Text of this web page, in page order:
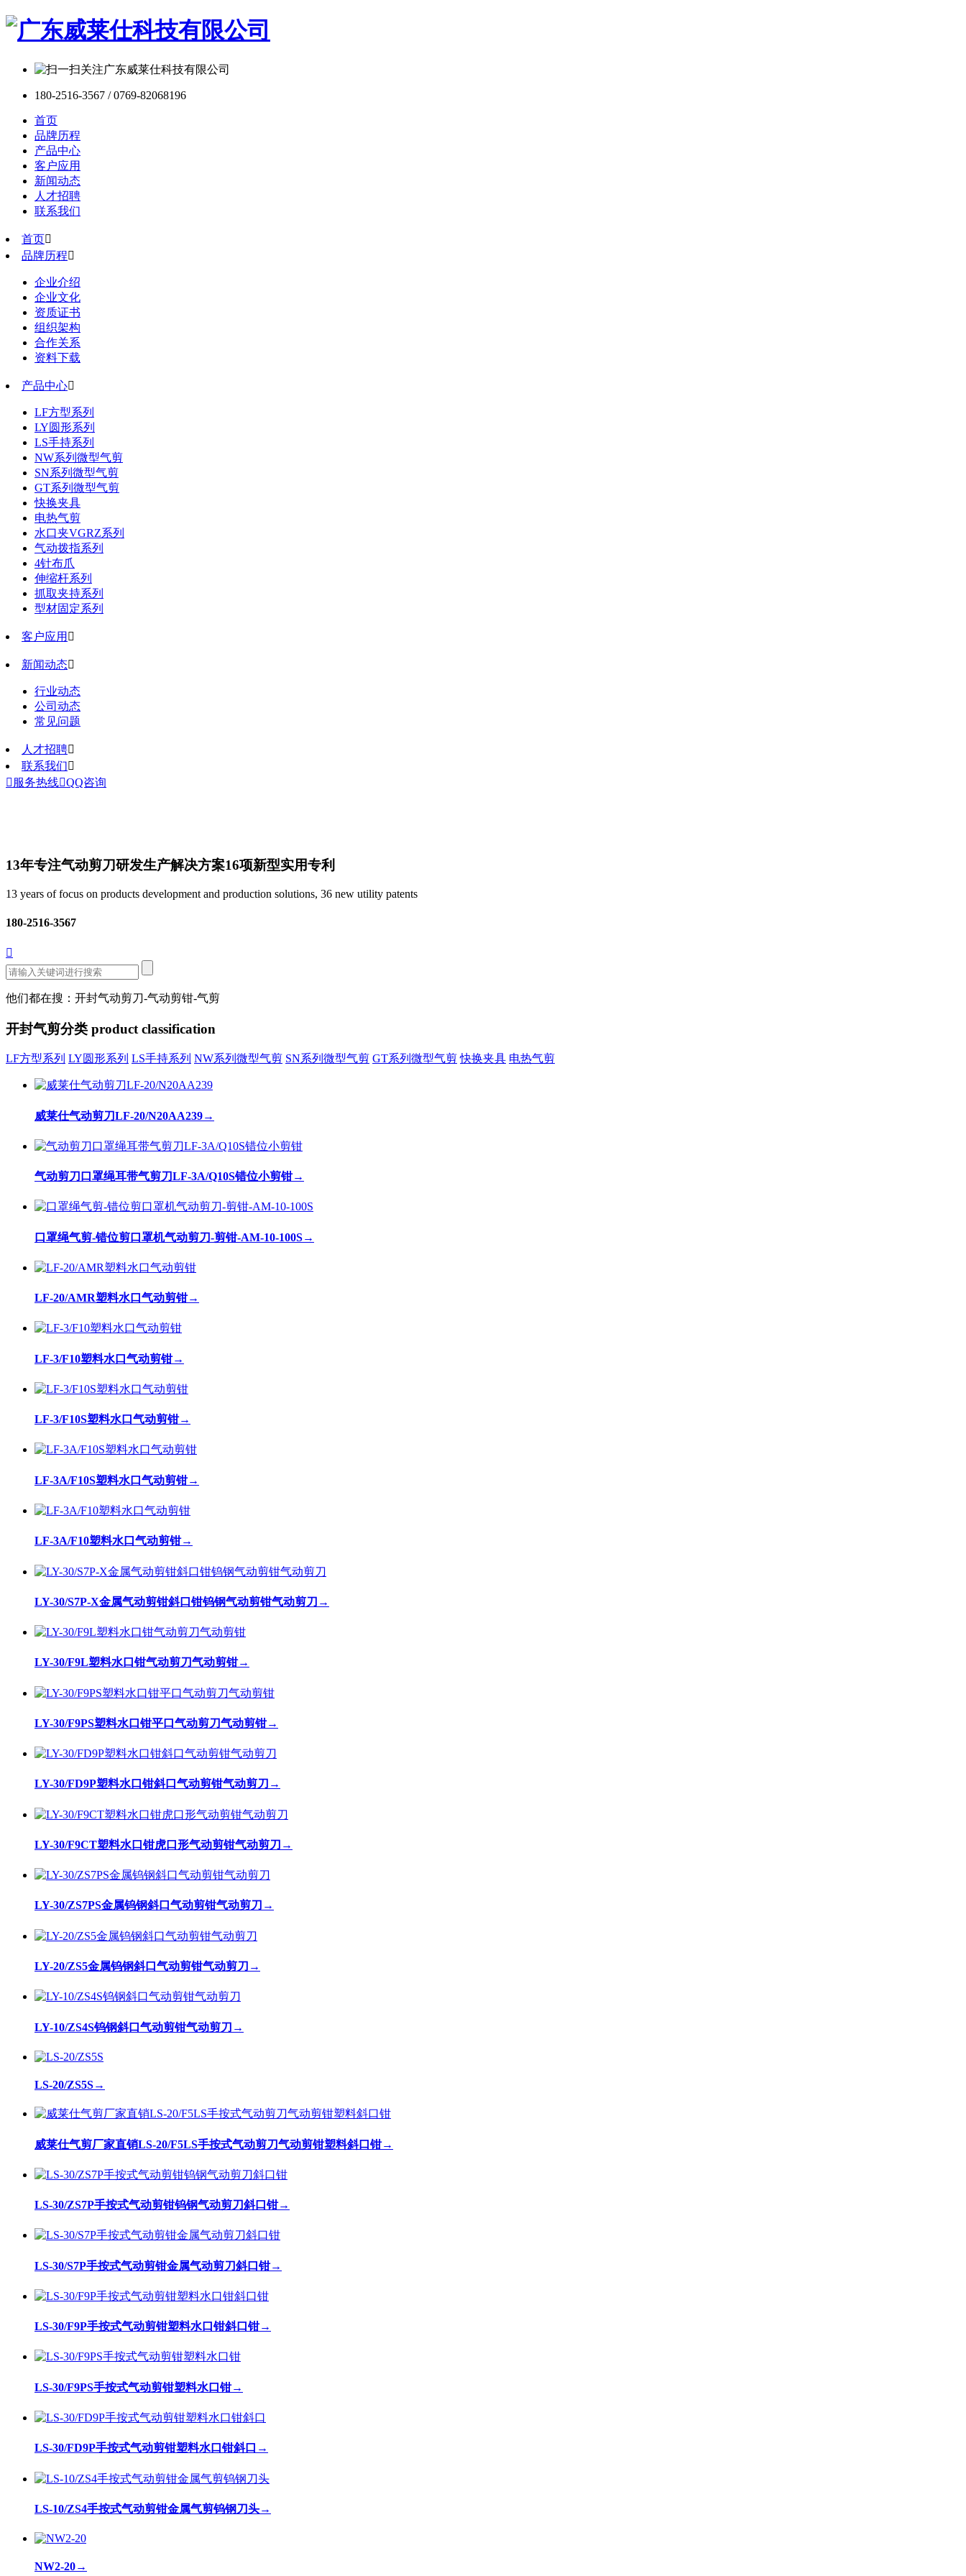
180-2516-3567 / 0769-82068196
首页
品牌历程
产品中心
客户应用
新闻动态
人才招聘
联系我们
首页
品牌历程
企业介绍
企业文化
资质证书
组织架构
合作关系
资料下载
产品中心
LF方型系列
LY圆形系列
LS手持系列
NW系列微型气剪
SN系列微型气剪
GT系列微型气剪
快换夹具
电热气剪
水口夹VGRZ系列
气动拨指系列
4针布爪
伸缩杆系列
抓取夹持系列
型材固定系列
客户应用 
新闻动态
行业动态
公司动态
常见问题
人才招聘
联系我们
 服务热线QQ咨询
13年专注气动剪刀研发生产解决方案16项新型实用专利
13 years of focus on products development and production solutions, 36 new utility patents
180-2516-3567

他们都在搜：开封气动剪刀-气动剪钳-气剪
开封气剪分类 product classification
LF方型系列 LY圆形系列 LS手持系列 NW系列微型气剪 SN系列微型气剪 GT系列微型气剪 快换夹具 电热气剪
威莱仕气动剪刀LF-20/N20AA239→
气动剪刀口罩绳耳带气剪刀LF-3A/Q10S错位小剪钳→
口罩绳气剪-错位剪口罩机气动剪刀-剪钳-AM-10-100S→
LF-20/AMR塑料水口气动剪钳→
LF-3/F10塑料水口气动剪钳→
LF-3/F10S塑料水口气动剪钳→
LF-3A/F10S塑料水口气动剪钳→
LF-3A/F10塑料水口气动剪钳→
LY-30/S7P-X金属气动剪钳斜口钳钨钢气动剪钳气动剪刀 →
LY-30/F9L塑料水口钳气动剪刀气动剪钳→
LY-30/F9PS塑料水口钳平口气动剪刀气动剪钳→
LY-30/FD9P塑料水口钳斜口气动剪钳气动剪刀 →
LY-30/F9CT塑料水口钳虎口形气动剪钳气动剪刀 →
LY-30/ZS7PS金属钨钢斜口气动剪钳气动剪刀 →
LY-20/ZS5金属钨钢斜口气动剪钳气动剪刀 →
LY-10/ZS4S钨钢斜口气动剪钳气动剪刀 →
LS-20/ZS5S→
威莱仕气剪厂家直销LS-20/F5LS手按式气动剪刀气动剪钳塑料斜口钳→
LS-30/ZS7P手按式气动剪钳钨钢气动剪刀斜口钳→
LS-30/S7P手按式气动剪钳金属气动剪刀斜口钳→
LS-30/F9P手按式气动剪钳塑料水口钳斜口钳→
LS-30/F9PS手按式气动剪钳塑料水口钳→
LS-30/FD9P手按式气动剪钳塑料水口钳斜口 →
LS-10/ZS4手按式气动剪钳金属气剪钨钢刀头→
NW2-20→